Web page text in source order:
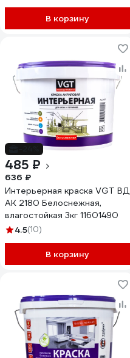
В корзину
485 ₽
636 ₽
Интерьерная краска VGT ВД
АК 2180 Белоснежная,
влагостойкая 3кг 11601490
4.5(10)
В корзину